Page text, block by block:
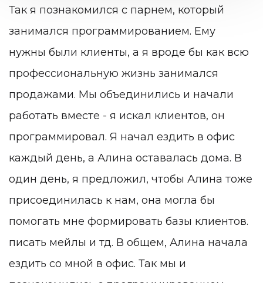
Так я познакомился с парнем, который
занимался программированием. Ему
нужны были клиенты, а я вроде бы как всю
профессиональную жизнь занимался
продажами. Мы объединились и начали
работать вместе - я искал клиентов, он
программировал. Я начал ездить в офис
каждый день, а Алина оставалась дома. В
один день, я предложил, чтобы Алина тоже
присоединилась к нам, она могла бы
помогать мне формировать базы клиентов.
писать мейлы и тд. В общем, Алина начала
ездить со мной в офис. Так мы и